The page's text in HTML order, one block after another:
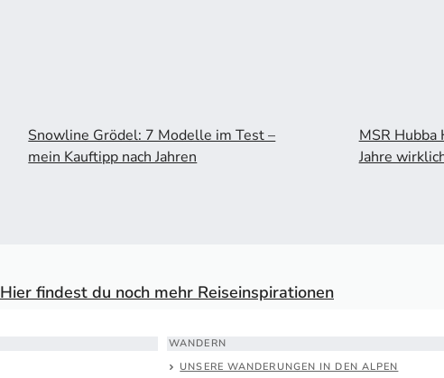
Snowline Grödel: 7 Modelle im Test –
mein Kauftipp nach Jahren
MSR Hubba
Jahre
Hier findest du noch mehr Reiseinspirationen
WANDERN
UNSERE WANDERUNGEN IN DEN ALPEN